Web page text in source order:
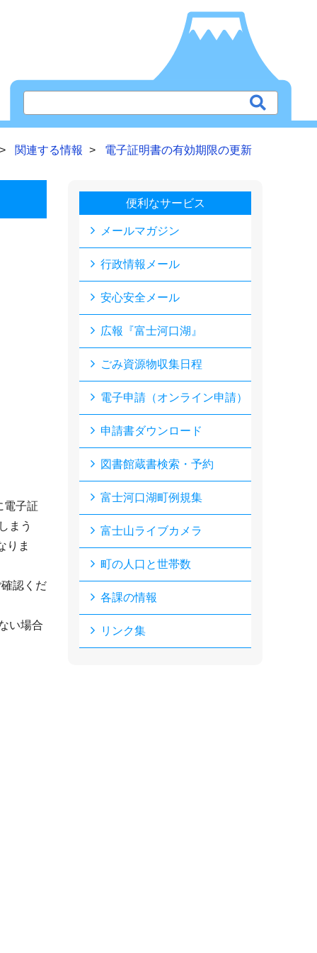
関連する情報 電子証明書の有効期限の更新
電子証
まう
りま
認くだ
い場合
便利なサービス
メールマガジン
行政情報メール
安心安全メール
広報『富士河口湖』
ごみ資源物収集日程
電子申請（オンライン申請）
申請書ダウンロード
図書館蔵書検索・予約
富士河口湖町例規集
富士山ライブカメラ
町の人口と世帯数
各課の情報
リンク集